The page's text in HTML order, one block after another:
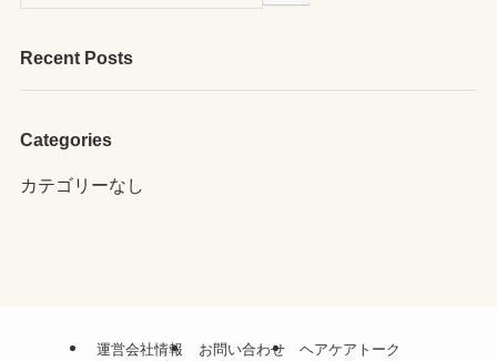
Recent Posts
Categories
カテゴリーなし
運営会社情報 お問い合わせ ヘアケアトーク